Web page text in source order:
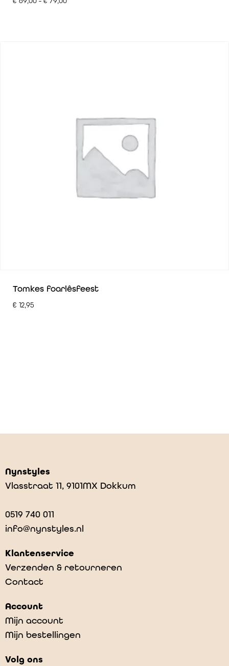
Tomkes foarlêsfeest
€ 12,95
€44,95
Nynstyles
Vlasstraat 11, 9101MX Dokkum
0519 740 011
info@nynstyles.nl
Klantenservice
Verzenden & retourneren
Contact
Account
Mijn account
Mijn bestellingen
Volg ons